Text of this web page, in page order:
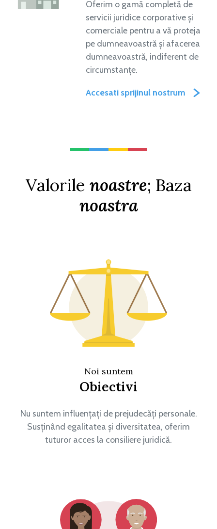
Oferim o gamă completă de
servicii juridice corporative și
comerciale pentru a vă proteja
pe dumneavoastră și afacerea
dumneavoastră, indiferent de
circumstanțe.
Accesati sprijinul nostrum
Valorile noastre; Baza
noastra
Noi suntem
Obiectivi
Nu suntem influențați de prejudecăți personale.
Susținând egalitatea și diversitatea, oferim
tuturor acces la consiliere juridică.